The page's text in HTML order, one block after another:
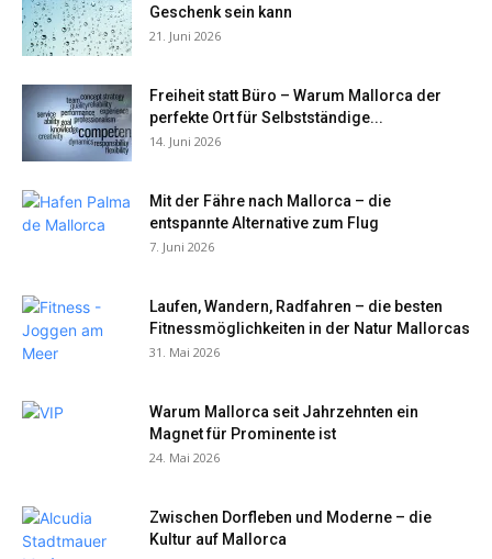
Geschenk sein kann
21. Juni 2026
Freiheit statt Büro – Warum Mallorca der
perfekte Ort für Selbstständige...
14. Juni 2026
Mit der Fähre nach Mallorca – die
entspannte Alternative zum Flug
7. Juni 2026
Laufen, Wandern, Radfahren – die besten
Fitnessmöglichkeiten in der Natur Mallorcas
31. Mai 2026
Warum Mallorca seit Jahrzehnten ein
Magnet für Prominente ist
24. Mai 2026
Zwischen Dorfleben und Moderne – die
Kultur auf Mallorca